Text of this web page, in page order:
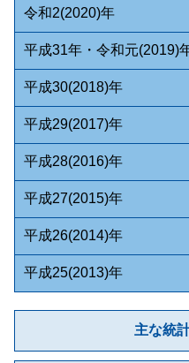
令和2(2020)年
平成31年・令和元(2019)
平成30(2018)年
平成29(2017)年
平成28(2016)年
平成27(2015)年
平成26(2014)年
平成25(2013)年
主な統